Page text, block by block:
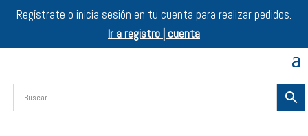
Regístrate o inicia sesión en tu cuenta para realizar pedidos.
Ir a registro | cuenta